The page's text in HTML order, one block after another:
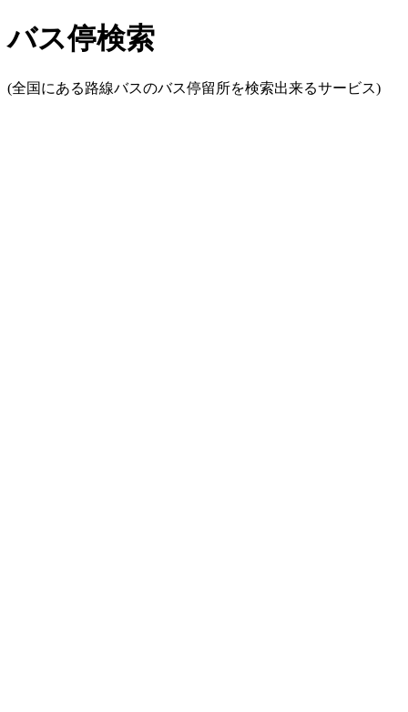
バス停検索
(全国にある路線バスのバス停留所を検索出来るサービス)